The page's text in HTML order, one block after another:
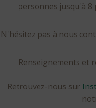
personnes jusqu'à 8
N'hésitez pas à nous
Renseignements et
Retrouvez-nous sur